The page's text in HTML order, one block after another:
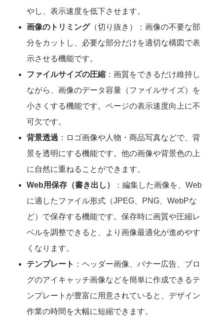
やし、表示速度を低下させます。
画像のトリミング（切り抜き）：画像の不要な部
分をカットし、必要な部分だけを適切な構図で表
示させる機能です。
ファイルサイズの圧縮 ：画質をできるだけ維持し
ながら、画像のデータ容量（ファイルサイズ）を
小さくする機能です。ページの表示速度向上に不
可欠です。
背景透過 ：ロゴ画像や人物・商品写真などで、背
景を透明にする機能です。他の画像や背景色の上
に自然に重ねることができます。
Web用保存（書き出し）
：編集した画像を、Web
に適したファイル形式（JPEG、PNG、WebPな
ど）で保存する機能です。保存時に画質や圧縮レ
ベルを調整できると、より画像最適化が進めやす
くなります。
テンプレート ：ヘッダー画像、バナー広告、ブロ
グのアイキャッチ画像などを簡単に作成できるテ
ンプレートが豊富に用意されていると、デザイン
作業の時間を大幅に短縮できます。